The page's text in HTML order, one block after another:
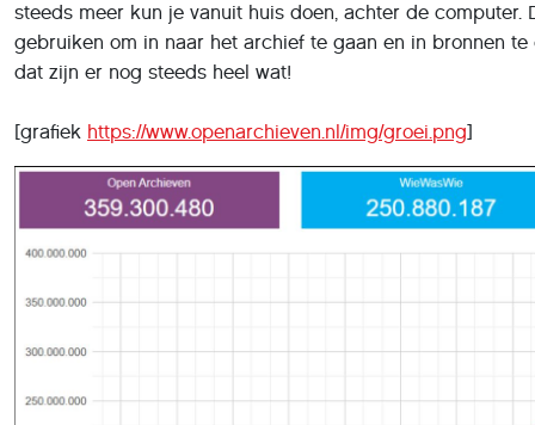
steeds meer kun je vanuit huis doen, achter de computer.
gebruiken om in naar het archief te gaan en in bronnen
dat zijn er nog steeds heel wat!
[grafiek https://www.openarchieven.nl/img/groei.png]